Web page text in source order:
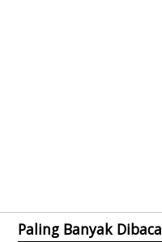
Paling Banyak Dibaca